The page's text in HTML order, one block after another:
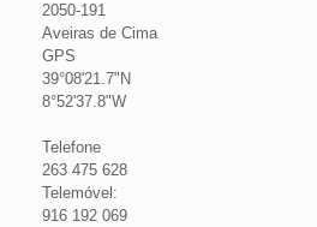
2050-191
Aveiras de Cima
GPS
39°08'21.7"N
8°52'37.8"W
Telefone
263 475 628
Telemóvel:
916 192 069